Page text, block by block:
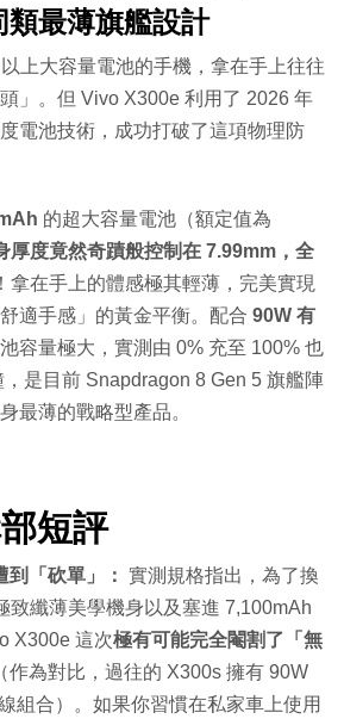
最薄旗艦設計
上大容量電池的手機，拿在手上往往
」。但 Vivo X300e 利用了 2026 年
電池技術，成功打破了這項物理防
的超大容量電池（額定值為
厚度竟然奇蹟般控制在 7.99mm，全
！拿在手上的體感極其輕薄，完美實現
適手感」的黃金平衡。配合 90W 有
容量極大，實測由 0% 充至 100% 也
，是目前 Snapdragon 8 Gen 5 旗艦陣
最薄的戰略型產品。
短評
到「砍單」： 實測規格指出，為了換
致纖薄美學機身以及塞進 7,100mAh
X300e 這次極有可能完全閹割了「無
作為對比，過往的 X300s 擁有 90W
組合）。如果你習慣在私家車上使用